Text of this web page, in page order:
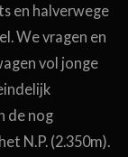
en halverwege
We vragen en
vol jonge
de nog
N.P. (2.350m).